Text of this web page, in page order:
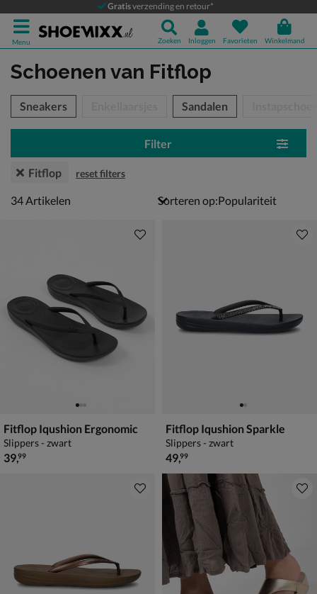
Gratisverzending en retour*
Menu Zoeken Inloggen Favorieten Winkelmand
Schoenen van Fitflop
over
Sneakers Sandalen
Filter
Fitflop reset filters
34 artikelen
34Artikelen Sorteren op:
Fitflop Iqushion Ergonomic
Slippers - zwart
€ 39,99
39,99
Fitflop Iqushion Sparkle
Slippers - zwart
€ 49,99
49,99